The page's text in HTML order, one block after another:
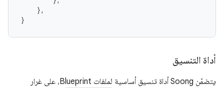
},
}
أداة التنسيق
يتضمّن Soong أداة تنسيق أساسية لملفات Blueprint، على غرار